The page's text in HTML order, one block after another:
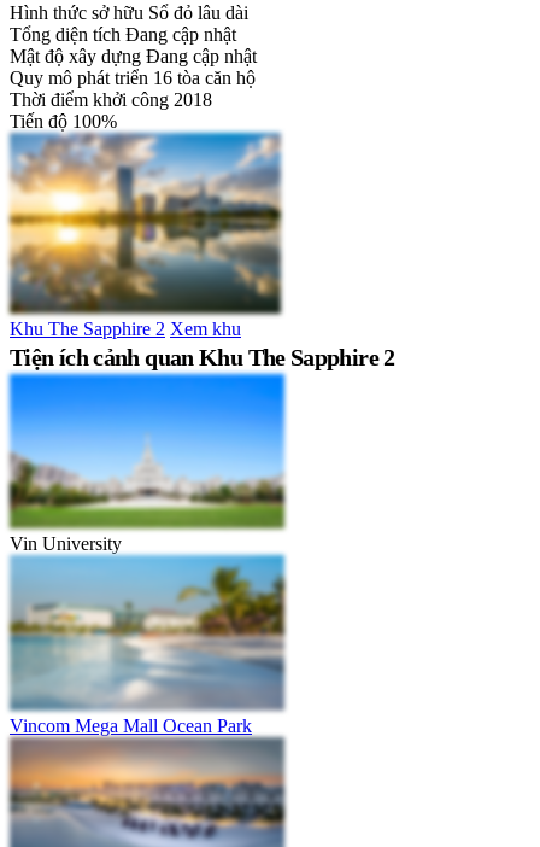
Hình thức sở hữu Sổ đỏ lâu dài
Tổng diện tích Đang cập nhật
Mật độ xây dựng Đang cập nhật
Quy mô phát triển 16 tòa căn hộ
Thời điểm khởi công 2018
Tiến độ 100%
Khu The Sapphire 2 Xem khu
Tiện ích cảnh quan Khu The Sapphire 2
Vin University
Vincom Mega Mall Ocean Park